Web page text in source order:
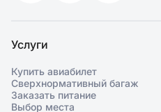
Услуги
Купить авиабилет
Сверхнормативный багаж
Заказать питание
Выбор места